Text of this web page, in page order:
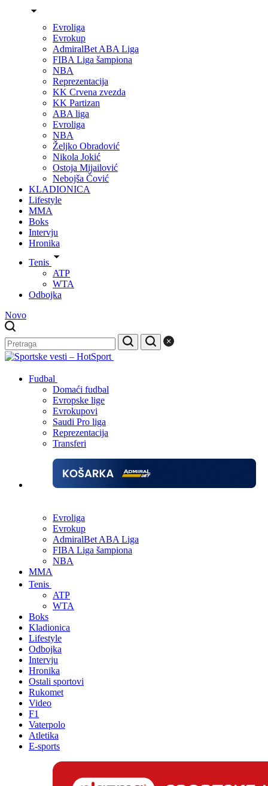
Evroliga
Evrokup
AdmiralBet ABA Liga
FIBA Liga šampiona
NBA
Reprezentacija
KK Crvena zvezda
KK Partizan
ABA liga
Evroliga
NBA
Željko Obradović
Nikola Jokić
Ostoja Mijailović
Nebojša Čović
KLADIONICA
Lifestyle
MMA
Boks
Intervju
Hronika
Tenis
ATP
WTA
Odbojka
Novo
Fudbal
Domaći fudbal
Evropske lige
Evrokupovi
Saudi Pro liga
Reprezentacija
Transferi
Evroliga
Evrokup
AdmiralBet ABA Liga
FIBA Liga šampiona
NBA
MMA
Tenis
ATP
WTA
Boks
Kladionica
Lifestyle
Odbojka
Intervju
Hronika
Ostali sportovi
Rukomet
Video
F1
Vaterpolo
Atletika
E-sports